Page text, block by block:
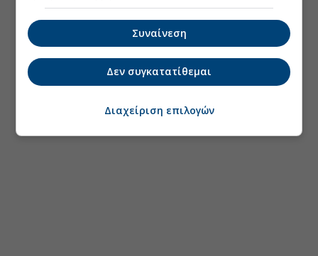
Συναίνεση
Δεν συγκατατίθεμαι
Διαχείριση επιλογών